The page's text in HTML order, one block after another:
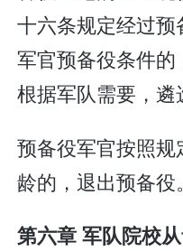
十六条规定经过
军官预备役条件
根据军队需要，遴
预备役军官按照
龄的，退出预备役。
第六章 军队院校